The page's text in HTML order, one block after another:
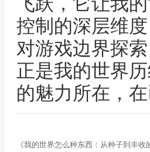
控制的深层维
对游戏边界探
正是我的世界
的魅力所在，
《我的世界怎么种东西：从种子到丰收